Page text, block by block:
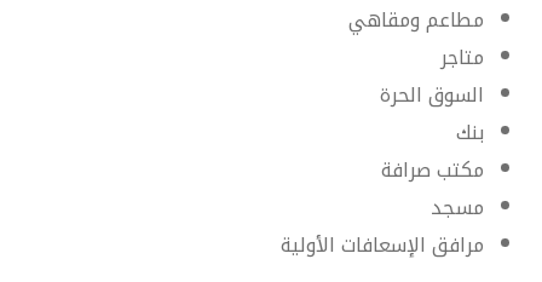
مطاعم ومقاهي
متاجر
السوق الحرة
بنك
مكتب صرافة
مسجد
مرافق الإسعافات الأولية